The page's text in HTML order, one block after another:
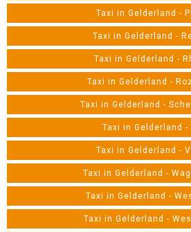
Taxi in Gelderland -
Taxi in Gelderland -
Taxi in Gelderland -
Taxi in Gelderland -
Taxi in Gelderland -
Taxi in Gelderland -
Taxi in Gelderland -
Taxi in Gelderland -
Taxi in Gelderland -
Taxi in Gelderland -